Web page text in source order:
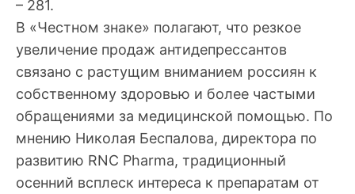
– 281.
В «Честном знаке» полагают, что резкое
увеличение продаж антидепрессантов
связано с растущим вниманием россиян к
собственному здоровью и более частыми
обращениями за медицинской помощью. По
мнению Николая Беспалова, директора по
развитию RNC Pharma, традиционный
осенний всплеск интереса к препаратам от